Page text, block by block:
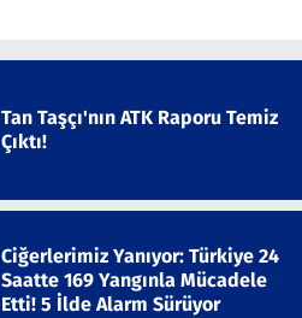
Tan Taşçı'nın ATK Raporu Temiz
Çıktı!
Ciğerlerimiz Yanıyor: Türkiye 24
Saatte 169 Yangınla Mücadele
Etti! 5 İlde Alarm Sürüyor